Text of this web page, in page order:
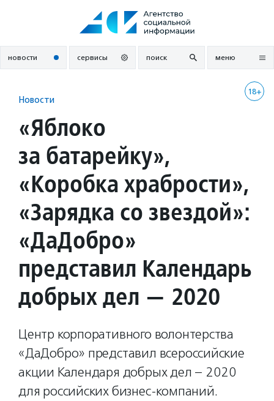
новости сервисы поиск меню
18+
Новости
«Яблоко
за батарейку»,
«Коробка храбрости»,
«Зарядка со звездой»:
«ДаДобро»
представил Календарь
добрых дел — 2020
Центр корпоративного волонтерства
«ДаДобро» представил всероссийские
акции Календаря добрых дел – 2020
для российских бизнес-компаний.